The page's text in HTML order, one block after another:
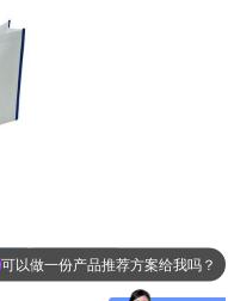
可以做一份产品推荐方案给我吗？